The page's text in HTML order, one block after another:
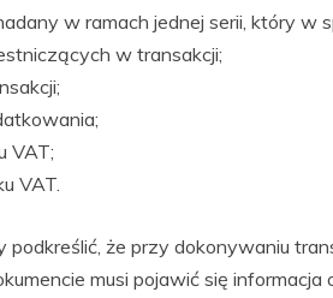
w ramach jednej serii, który
w transakcji;
VAT;
VAT.
podkreślić, że przy dokonywaniu
musi pojawić się